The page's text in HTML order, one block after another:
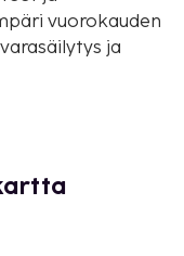
ja
kuuluu muun